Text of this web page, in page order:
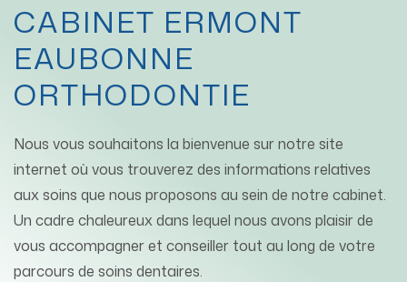
CABINET ERMONT
EAUBONNE
ORTHODONTIE
Nous vous souhaitons la bienvenue sur notre site
internet où vous trouverez des informations relatives
aux soins que nous proposons au sein de notre cabinet.
Un cadre chaleureux dans lequel nous avons plaisir de
vous accompagner et conseiller tout au long de votre
parcours de soins dentaires.